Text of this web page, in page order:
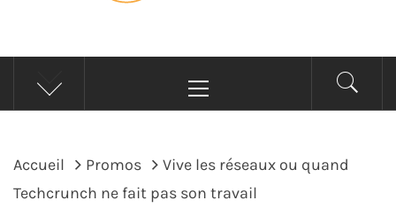
CLOCAL
De la proximité dans vos services
principal
Accueil Promos
Vive les réseaux ou quand
Techcrunch ne fait pas son travail